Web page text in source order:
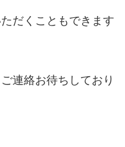
だくこともできます
連絡お待ちしており